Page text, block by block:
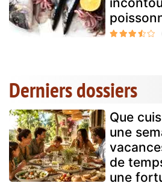
Derniers dossiers
Que
une
de
une